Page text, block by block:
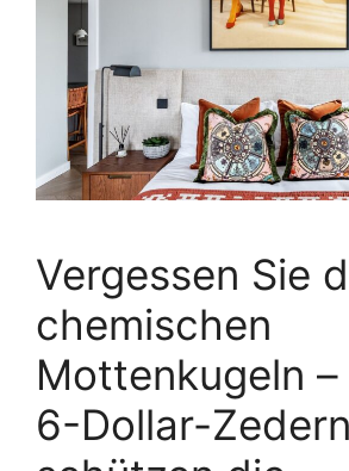
Vergessen Sie
chemischen
Mottenkugeln
6-Dollar-